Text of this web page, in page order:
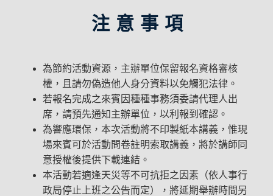
注意事項
為節約活動資源，主辦單位保留報名資格審核
權，且請勿偽造他人身分資料以免觸犯法律。
若報名完成之來賓因種種事務須委請代理人出
席，請預先通知主辦單位，以利報到確認。
為響應環保，本次活動將不印製紙本講義，惟現
場來賓可於活動問卷註明索取講義，將於講師同
意授權後提供下載連結。
本活動若適逢天災等不可抗拒之因素（依人事行
政局停止上班之公告而定），將延期舉辦時間另